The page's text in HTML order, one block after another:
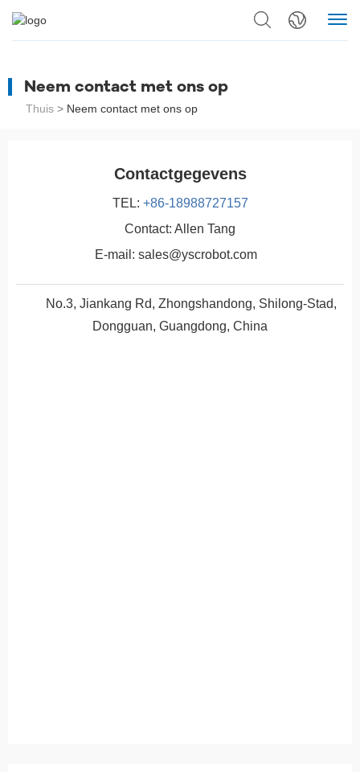
Neem contact met ons op
Thuis > Neem contact met ons op
Contactgegevens
TEL: +86-18988727157
Contact: Allen Tang
E-mail: sales@yscrobot.com
No.3, Jiankang Rd, Zhongshandong, Shilong-Stad,
Dongguan, Guangdong, China